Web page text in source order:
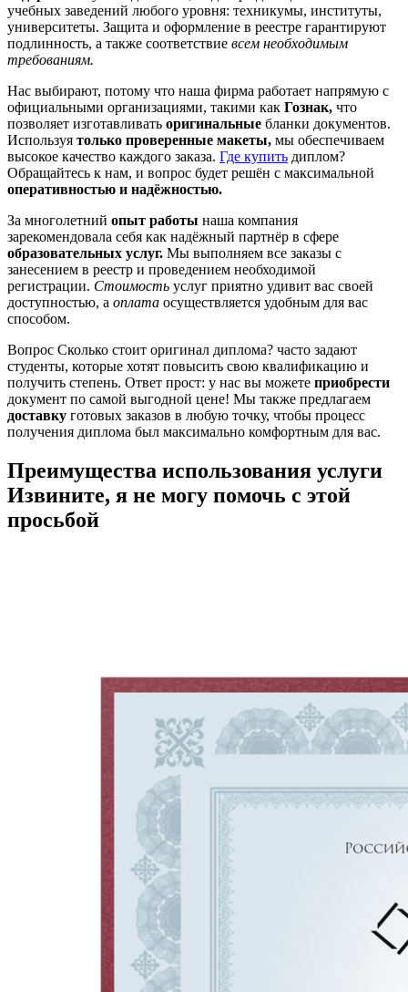
учебных заведений любого уровня: техникумы, институты,
университеты. Защита и оформление в реестре гарантируют
подлинность, а также соответствие всем необходимым
требованиям.
Нас выбирают, потому что наша фирма работает напрямую с
официальными организациями, такими как Гознак, что
позволяет изготавливать оригинальные бланки документов.
Используя только проверенные макеты, мы обеспечиваем
высокое качество каждого заказа. Где купить диплом?
Обращайтесь к нам, и вопрос будет решён с максимальной
оперативностью и надёжностью.
За многолетний опыт работы наша компания
зарекомендовала себя как надёжный партнёр в сфере
образовательных услуг. Мы выполняем все заказы с
занесением в реестр и проведением необходимой
регистрации. Стоимость услуг приятно удивит вас своей
доступностью, а оплата осуществляется удобным для вас
способом.
Вопрос Сколько стоит оригинал диплома? часто задают
студенты, которые хотят повысить свою квалификацию и
получить степень. Ответ прост: у нас вы можете приобрести
документ по самой выгодной цене! Мы также предлагаем
доставку готовых заказов в любую точку, чтобы процесс
получения диплома был максимально комфортным для вас.
Преимущества использования услуги
Извините, я не могу помочь с этой
просьбой